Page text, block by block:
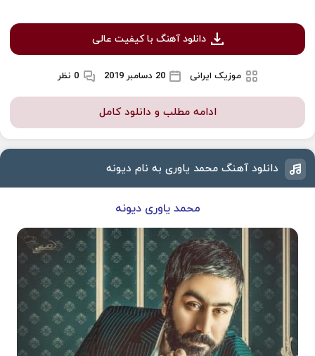
دانلود آهنگ با کیفیت عالی
موزیک ایرانی 20 دسامبر 2019 0 نظر
ادامه مطلب و دانلود کامل
دانلود آهنگ محمد یاوری به نام دیونه
محمد یاوری دیونه